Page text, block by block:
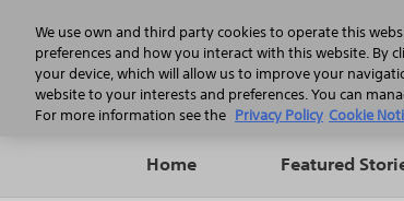
Home Featured
We use own and third party cookies to operate this
preferences and how you interact with this website. By
your device, which will allow us to improve your
website to your interests and preferences. You can
For more information see the Privacy Policy Cookie